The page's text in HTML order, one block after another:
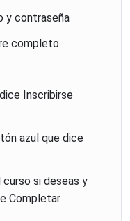
y contraseña
completo
Inscribirse
azul que dice
si deseas y
Completar